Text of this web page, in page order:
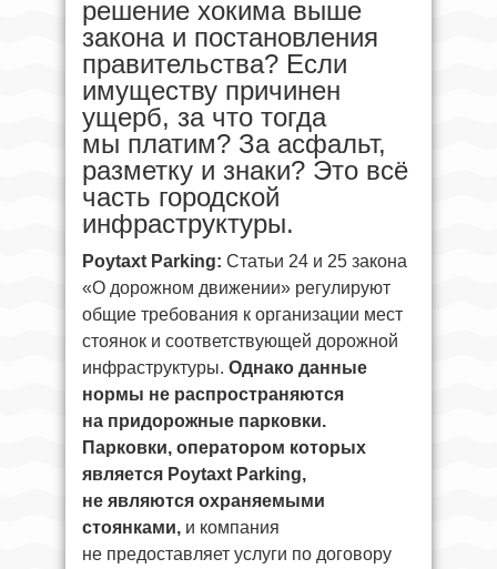
решение хокима выше
закона и постановления
правительства? Если
имуществу причинен
ущерб, за что тогда
мы платим? За асфальт,
разметку и знаки? Это всё
часть городской
инфраструктуры.
Poytaxt Parking: Статьи 24 и 25 закона
«О дорожном движении» регулируют
общие требования к организации мест
стоянок и соответствующей дорожной
инфраструктуры. Однако данные
нормы не распространяются
на придорожные парковки.
Парковки, оператором которых
является Poytaxt Parking,
не являются охраняемыми
стоянками, и компания
не предоставляет услуги по договору